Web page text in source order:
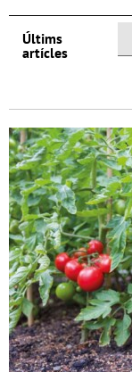
Últims
artícles